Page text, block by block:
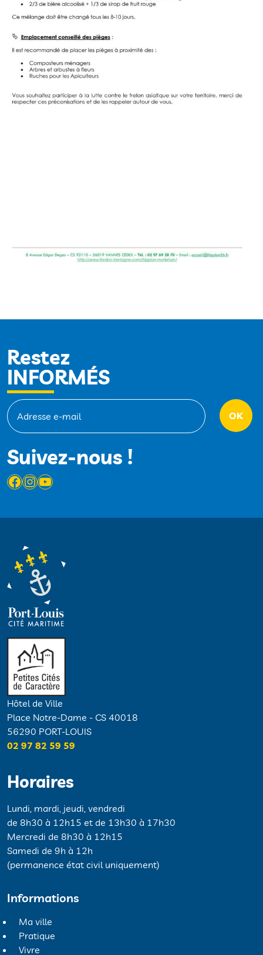
Restez
INFORMÉS
Suivez-nous !
Facebook
Instagram
YouTube
Hôtel de Ville
Place Notre-Dame - CS 40018
56290 PORT-LOUIS
02 97 82 59 59
Horaires
Lundi, mardi, jeudi, vendredi
de 8h30 à 12h15 et de 13h30 à 17h30
Mercredi de 8h30 à 12h15
Samedi de 9h à 12h
(permanence état civil uniquement)
Informations
Ma ville
Pratique
Vivre